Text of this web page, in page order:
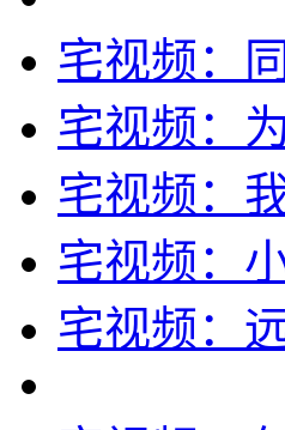
宅视频：
宅视频：
宅视频：
宅视频：
宅视频：